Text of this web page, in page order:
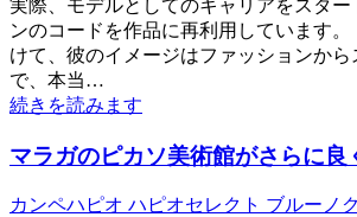
実際、モデルとしてのキャリアをスター
ンのコードを作品に再利用しています
けて、彼のイメージはファッションから
で、本当…
続きを読みます
マラガのピカソ美術館がさらに良
カンペハピオ ハピオセレクト ブルーノ